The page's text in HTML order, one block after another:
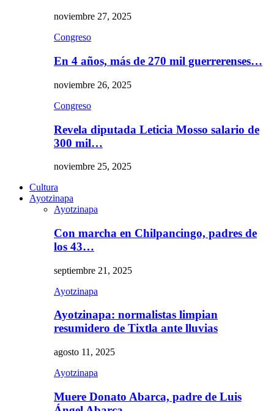
noviembre 27, 2025
Congreso
En 4 años, más de 270 mil guerrerenses…
noviembre 26, 2025
Congreso
Revela diputada Leticia Mosso salario de
300 mil…
noviembre 25, 2025
Cultura
Ayotzinapa
Ayotzinapa
Con marcha en Chilpancingo, padres de
los 43…
septiembre 21, 2025
Ayotzinapa
Ayotzinapa: normalistas limpian
resumidero de Tixtla ante lluvias
agosto 11, 2025
Ayotzinapa
Muere Donato Abarca, padre de Luis